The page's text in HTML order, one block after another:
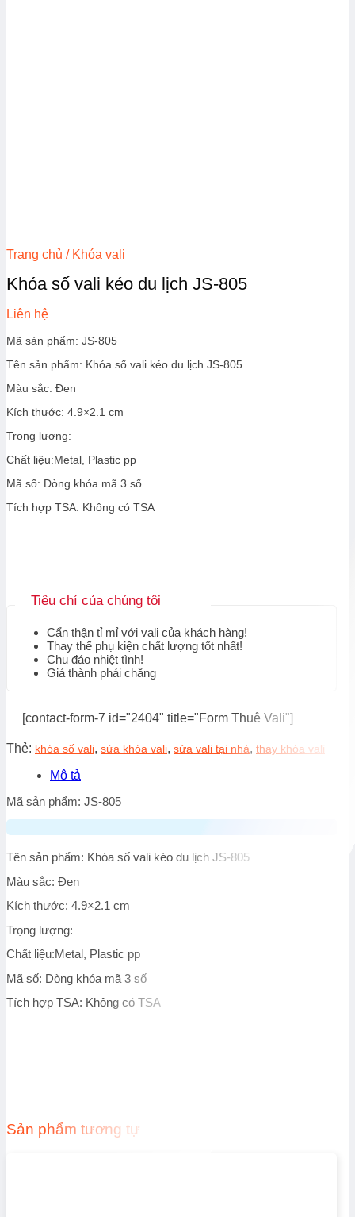
Trang chủ / Khóa vali
Khóa số vali kéo du lịch JS-805
Liên hệ
Mã sản phẩm: JS-805
Tên sản phẩm: Khóa số vali kéo du lịch JS-805
Màu sắc: Đen
Kích thước: 4.9×2.1 cm
Trọng lượng:
Chất liệu:Metal, Plastic pp
Mã số: Dòng khóa mã 3 số
Tích hợp TSA: Không có TSA
Tiêu chí của chúng tôi
Cẩn thận tỉ mỉ với vali của khách hàng!
Thay thế phụ kiện chất lượng tốt nhất!
Chu đáo nhiệt tình!
Giá thành phải chăng
[contact-form-7 id="2404" title="Form Thuê Vali"]
Thẻ: khóa số vali, sửa khóa vali, sửa vali tại nhà, thay khóa vali
Mô tả
Mã sản phẩm: JS-805
Tên sản phẩm: Khóa số vali kéo du lịch JS-805
Màu sắc: Đen
Kích thước: 4.9×2.1 cm
Trọng lượng:
Chất liệu:Metal, Plastic pp
Mã số: Dòng khóa mã 3 số
Tích hợp TSA: Không có TSA
Sản phẩm tương tự